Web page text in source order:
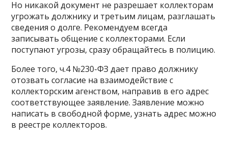
Но никакой документ не разрешает коллекторам
угрожать должнику и третьим лицам, разглашать
сведения о долге. Рекомендуем всегда
записывать общение с коллекторами. Если
поступают угрозы, сразу обращайтесь в полицию.
Более того, ч.4 №230-ФЗ дает право должнику
отозвать согласие на взаимодействие с
коллекторским агенством, направив в его адрес
соответствующее заявление. Заявление можно
написать в свободной форме, узнать адрес можно
в реестре коллекторов.